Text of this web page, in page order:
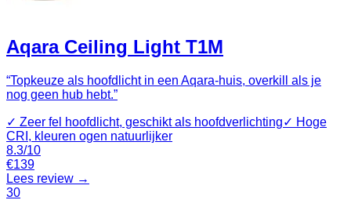
Aqara Ceiling Light T1M
“Topkeuze als hoofdlicht in een Aqara-huis, overkill als je
nog geen hub hebt.”
✓ Zeer fel hoofdlicht, geschikt als hoofdverlichting✓ Hoge
CRI, kleuren ogen natuurlijker
8.3/10
€139
Lees review →
30